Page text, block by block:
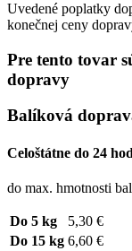
Uvedené poplatky
konečnej ceny
Pre tento tovar
dopravy
Balíková
Celoštátne do 24
do max. hmotnosti
Do 5 kg
5,30 €
Do 15 kg 6,60 €